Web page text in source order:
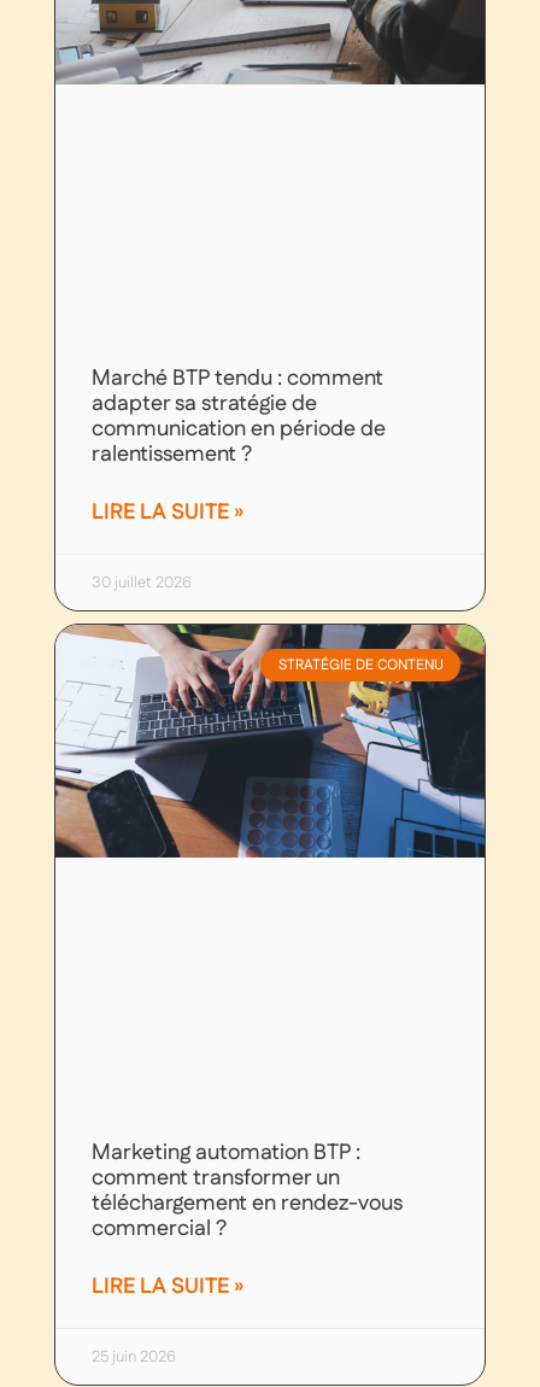
Marché BTP tendu : comment
adapter sa stratégie de
communication en période de
ralentissement ?
LIRE LA SUITE »
30 juillet 2026
STRATÉGIE DE CONTENU
Marketing automation BTP :
comment transformer un
téléchargement en rendez-vous
commercial ?
LIRE LA SUITE »
25 juin 2026